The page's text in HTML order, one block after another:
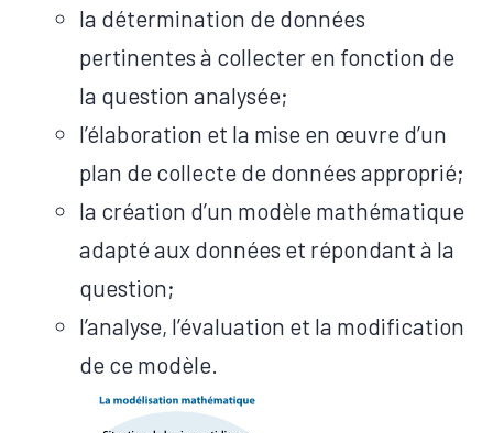
la détermination de données
pertinentes à collecter en fonction de
la question analysée;
l’élaboration et la mise en œuvre d’un
plan de collecte de données approprié;
la création d’un modèle mathématique
adapté aux données et répondant à la
question;
l’analyse, l’évaluation et la modification
de ce modèle.